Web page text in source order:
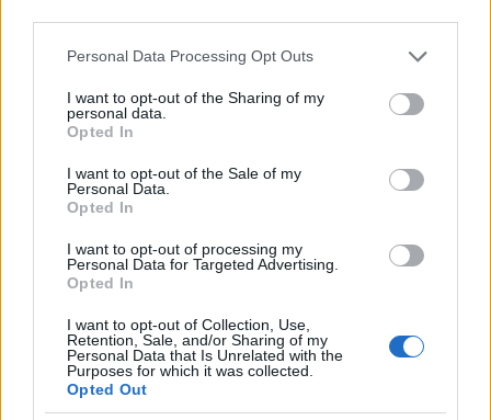
Please note that this website/app uses one or more Google
not limited to your visit or usage behaviour. You may click to
grant or deny consent to Google and its third-party tags to
use your data for below specified purposes in below Google
consent section.
Personal Data Processing Opt Outs
I want to opt-out of the Sharing of my
personal data.
Opted In
I want to opt-out of the Sale of my
Personal Data.
Opted In
I want to opt-out of processing my
Personal Data for Targeted Advertising.
Opted In
I want to opt-out of Collection, Use,
Retention, Sale, and/or Sharing of my
Personal Data that Is Unrelated with the
Purposes for which it was collected.
Opted Out
A péntekbe alany híján megint egy kiadós
vágóképezés fért bele. Kezdtünk a Magyar Háznál
Upper East Side-on, de hiába nyomtuk a csengőt,
még mindig nem gyenge ezzel a céklaszínnel, és a
nagy zászlókkal, bár a magyar kicsit kopott már.
Megnéztük kettővel arrébb a szintén zárva talált
református templomot, és előtte a magyar